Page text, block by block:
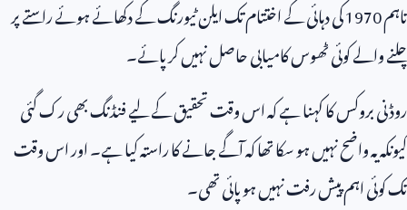
تاہم1970کی دہائی کے اختتام تک ایلن ٹیورنگ کے دکھائے ہوئے راستے پر
چلنے والے کوئی ٹھوس کامیابی حاصل نہیں کر پائے۔
روڈنی بروکس کا کہنا ہے کہ اس وقت تحقیق کے لیے فنڈنگ بھی رک گئی
کیونکہ یہ واضح نہیں ہو سکا تھا کہ آگے جانے کا راستہ کیا ہے۔ اور اس وقت
تک کوئی اہم پیش رفت نہیں ہو پائی تھی۔